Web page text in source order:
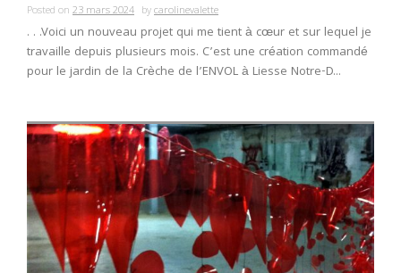
Posted on 23 mars 2024 bycarolinevalette
. . .Voici un nouveau projet qui me tient à cœur et sur lequel je
travaille depuis plusieurs mois. C’est une création commandé
pour le jardin de la Crèche de l’ENVOL à Liesse Notre-D...